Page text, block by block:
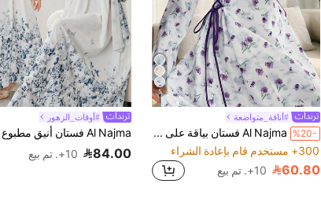
5
#أناقة_متواضعة
%20-
Al Najma فستان بياقة على شكل حرف V أسلوب عربي، نمط ألوان وتصميم زهور منسدلة الأكمام، للربيع والصيف
300+ مستخدم قام بإعادة الشراء
60.80 10+. تم بيع
#أوقات_الزهور
84.00 10+. تم بيع